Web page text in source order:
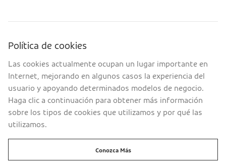
Política de cookies
Las cookies actualmente ocupan un lugar importante en
Internet, mejorando en algunos casos la experiencia del
usuario y apoyando determinados modelos de negocio.
Haga clic a continuación para obtener más información
sobre los tipos de cookies que utilizamos y por qué las
utilizamos.
Conozca Más